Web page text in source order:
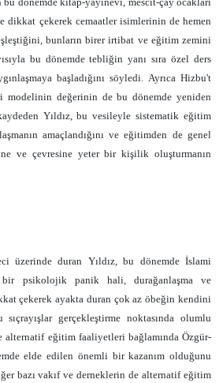
dikkat çekerek cemaatler isimlerinin de hemen
bunların birer irtibat ve eğitim zemini
bu dönemde tebliğin yanı sıra özel ders
başladığını söyledi. Ayrıca Hizbu't
modelinin değerinin de bu dönemde yeniden
Yıldız, bu vesileyle sistematik eğitim
amaçlandığını ve eğitimden de genel
ve çevresine yeter bir kişilik oluşturmanın
üzerinde duran Yıldız, bu dönemde İslami
bir psikolojik panik hali, durağanlaşma ve
çekerek ayakta duran çok az öbeğin kendini
gerçekleştirme noktasında olumlu
alternatif eğitim faaliyetleri bağlamında Özgür-
elde edilen önemli bir kazanım olduğunu
bazı vakıf ve derneklerin de alternatif eğitim